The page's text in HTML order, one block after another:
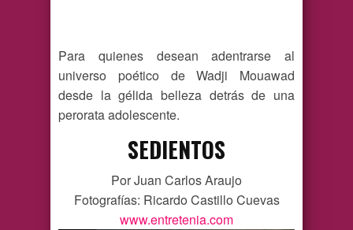
Para quienes desean adentrarse al
universo poético de Wadji Mouawad
desde la gélida belleza detrás de una
perorata adolescente.
SEDIENTOS
Por Juan Carlos Araujo
Fotografías: Ricardo Castillo Cuevas
www.entretenia.com